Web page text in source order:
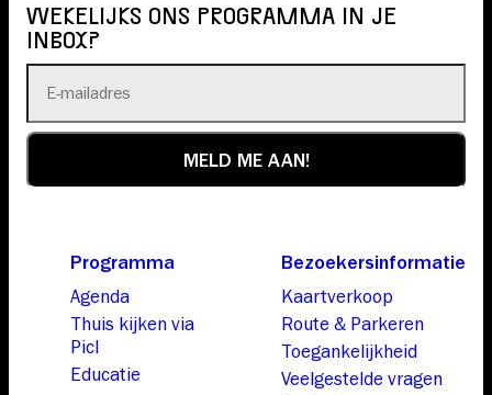
WEKELIJKS ONS PROGRAMMA IN JE
INBOX?
Programma
Agenda
Thuis kijken via
Picl
Educatie
Bezoekersinformatie
Kaartverkoop
Route & Parkeren
Toegankelijkheid
Veelgestelde vragen